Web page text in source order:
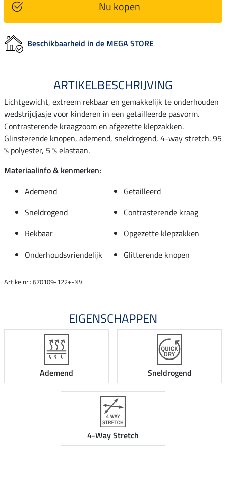
Nu kopen
Beschikbaarheid in de MEGA STORE
ARTIKELBESCHRIJVING
Lichtgewicht, extreem rekbaar en gemakkelijk te onderhouden
wedstrijdjasje voor kinderen in een getailleerde pasvorm.
Contrasterende kraagzoom en afgezette klepzakken.
Glinsterende knopen, ademend, sneldrogend, 4-way stretch. 95
% polyester, 5 % elastaan.
Materiaalinfo & kenmerken:
Ademend
Getailleerd
Sneldrogend
Contrasterende kraag
Rekbaar
Opgezette klepzakken
Onderhoudsvriendelijk
Glitterende knopen
Artikelnr.: 670109-122+-NV
EIGENSCHAPPEN
Ademend Sneldrogend
4-Way Stretch